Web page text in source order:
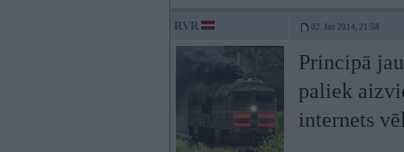
RVR 02. Jan 2014, 21:58
Principā
paliek
internets